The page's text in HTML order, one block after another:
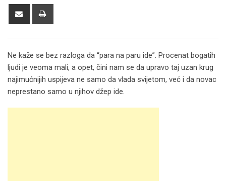
Share
Ne kaže se bez razloga da “para na paru ide”. Procenat bogatih
ljudi je veoma mali, a opet, čini nam se da upravo taj uzan krug
najimućnijih uspijeva ne samo da vlada svijetom, već i da novac
neprestano samo u njihov džep ide.